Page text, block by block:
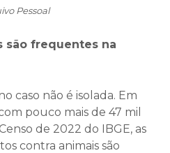
Pessoal
são frequentes na
caso não é isolada. Em
pouco mais de 47 mil
de 2022 do IBGE, as
contra animais são